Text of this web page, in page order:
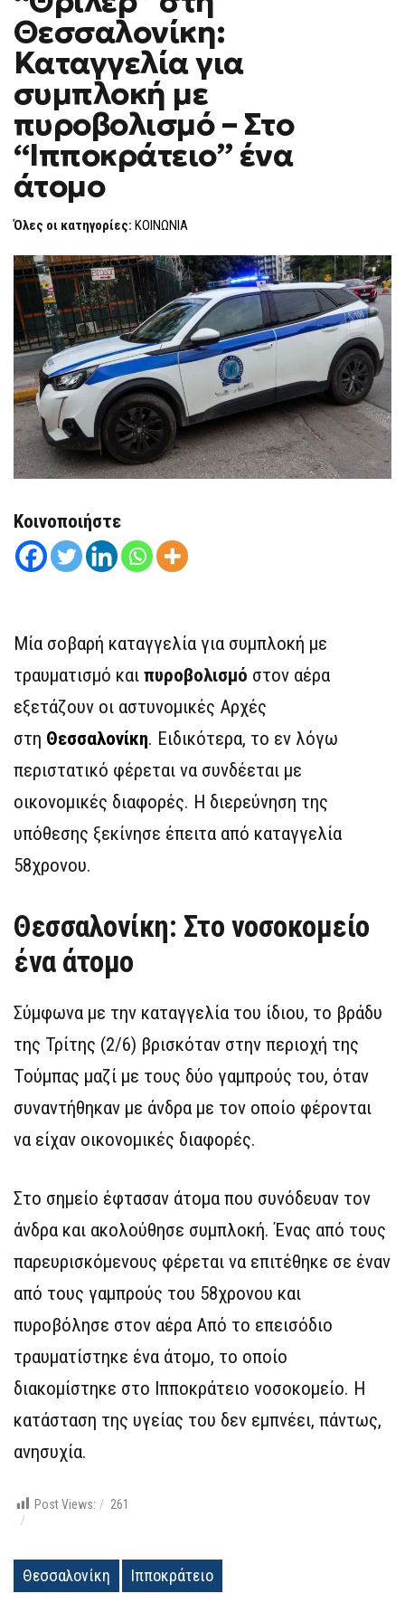
ΣΤΗ
ΘΕΣΣΑΛΟΝΊΚΗ:
ΚΑΤΑΓΓΕΛΊΑ
ΓΙΑ
ΣΥΜΠΛΟΚΉ
ΜΕ
ΠΥΡΟΒΟΛΙΣΜΌ
–
ΣΤΟ
“ΙΠΠΟΚΡΆΤΕΙΟ”
ΆΤΟΜΟ
Θεσσαλονίκη:
Καταγγελία για
συμπλοκή με
πυροβολισμό – Στο
“Ιπποκράτειο” ένα
άτομο
Όλες οι κατηγορίες: ΚΟΙΝΩΝΙΑ
Κοινοποιήστε
Μία σοβαρή καταγγελία για συμπλοκή με
τραυματισμό και πυροβολισμό στον αέρα
εξετάζουν οι αστυνομικές Αρχές
στη Θεσσαλονίκη. Ειδικότερα, το εν λόγω
περιστατικό φέρεται να συνδέεται με
οικονομικές διαφορές. Η διερεύνηση της
υπόθεσης ξεκίνησε έπειτα από καταγγελία
58χρονου.
Θεσσαλονίκη: Στο νοσοκομείο
ένα άτομο
Σύμφωνα με την καταγγελία του ίδιου, το βράδυ
της Τρίτης (2/6) βρισκόταν στην περιοχή της
Τούμπας μαζί με τους δύο γαμπρούς του, όταν
συναντήθηκαν με άνδρα με τον οποίο φέρονται
να είχαν οικονομικές διαφορές.
Στο σημείο έφτασαν άτομα που συνόδευαν τον
άνδρα και ακολούθησε συμπλοκή. Ένας από τους
παρευρισκόμενους φέρεται να επιτέθηκε σε έναν
από τους γαμπρούς του 58χρονου και
πυροβόλησε στον αέρα Από το επεισόδιο
τραυματίστηκε ένα άτομο, το οποίο
διακομίστηκε στο Ιπποκράτειο νοσοκομείο. Η
κατάσταση της υγείας του δεν εμπνέει, πάντως,
ανησυχία.
Post Views: 261
Θεσσαλονίκη Ιπποκράτειο